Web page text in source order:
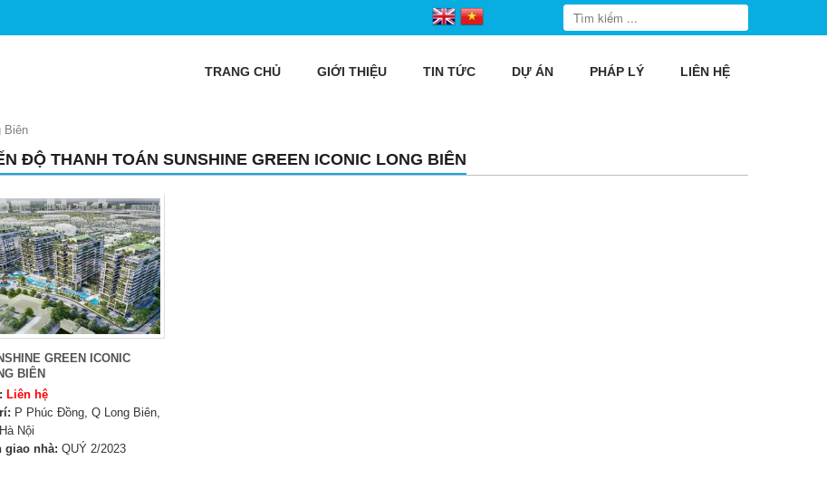
TRANG CHỦ GIỚI THIỆU TIN TỨC DỰ ÁN PHÁP LÝ LIÊN HỆ
Biên
ĐỘ THANH TOÁN SUNSHINE GREEN ICONIC LONG BIÊN
GREEN ICONIC
BIÊN
Liên hệ
P Phúc Đồng, Q Long Biên,
Nội
giao nhà: QUÝ 2/2023